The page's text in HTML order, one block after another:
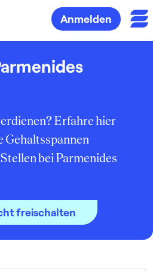
Anmelden
Erfahre hier
Gehaltsspannen
bei Parmenides
freischalten